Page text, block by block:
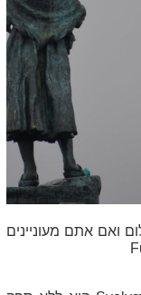
ואם אתם מעוניינים